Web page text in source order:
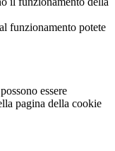
funzionamento potete
essere
pagina della cookie